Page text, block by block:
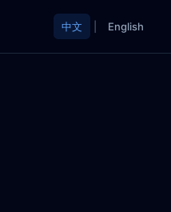
中文 English